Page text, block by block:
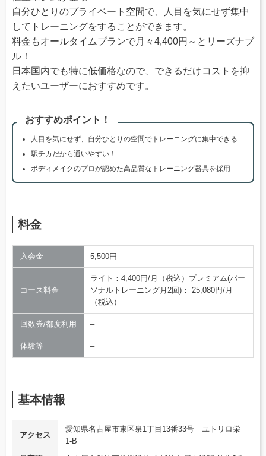
自分ひとりのプライベート空間で、人目を気にせず集中
してトレーニングをすることができます。
料金もオールタイムプランで月々4,400円～とリーズナブ
ル！
日本国内でも特に低価格なので、できるだけコストを抑
えたいユーザーにおすすめです。
おすすめポイント！
人目を気にせず、自分ひとりの空間でトレーニングに集中できる
駅チカだから通いやすい！
ボディメイクのプロが認めた高品質なトレーニング器具を採用
料金
入会金 5,500円
コース料金
ライト：4,400円/月（税込）プレミアム(パー
ソナルトレーニング月2回)： 25,080円/月
（税込）
回数券/都度利用 –
体験等 –
基本情報
アクセス
愛知県名古屋市東区泉1丁目13番33号 ユトリロ栄
1-B